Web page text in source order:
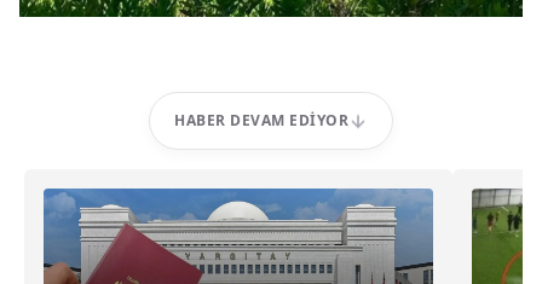
HABER DEVAM EDIYOR